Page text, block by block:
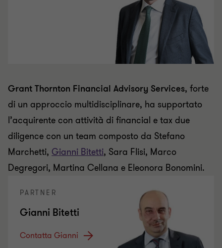
Grant Thornton Financial Advisory Services, forte
di un approccio multidisciplinare, ha supportato
l’acquirente con attività di financial e tax due
diligence con un team composto da Stefano
Marchetti, Gianni Bitetti, Sara Flisi, Marco
Degregori, Martina Cellana e Eleonora Bonomini.
PARTNER
Gianni Bitetti
Contatta Gianni